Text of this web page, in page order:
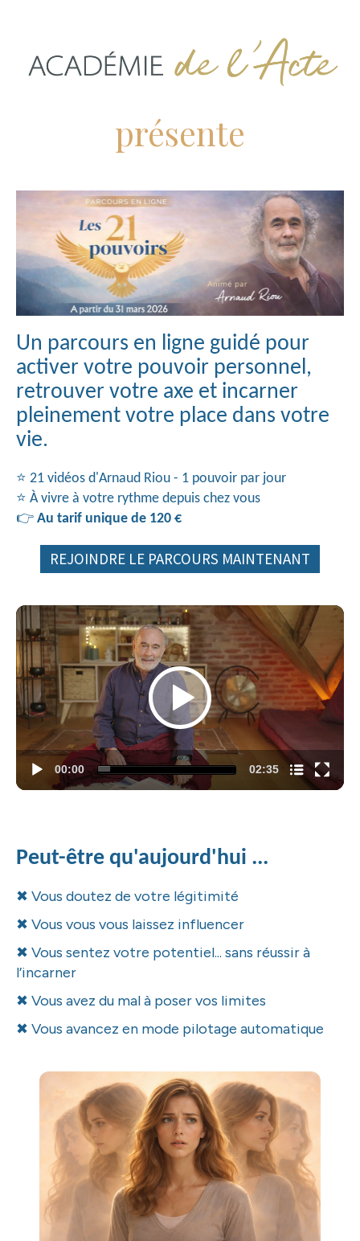
présente
Un parcours en ligne guidé pour
activer votre pouvoir personnel,
retrouver votre axe et incarner
pleinement votre place dans votre
vie.
⭐ 21 vidéos d'Arnaud Riou - 1 pouvoir par jour
⭐ À vivre à votre rythme depuis chez vous
👉 Au tarif unique de 120 €
REJOINDRE LE PARCOURS MAINTENANT
Video
Player
00:00 02:35
Nom du chapitre
Peut-être qu'aujourd'hui ...
✖ Vous doutez de votre légitimité
✖ Vous vous vous laissez influencer
✖ Vous sentez votre potentiel... sans réussir à
l’incarner
✖ Vous avez du mal à poser vos limites
✖ Vous avancez en mode pilotage automatique